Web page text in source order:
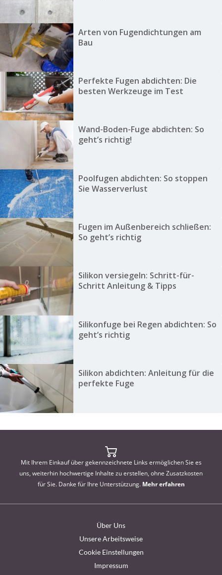
Arten von Fugendichtungen am
Bau
Perfekte Fugen abdichten: Die
besten Werkzeuge im Test
Wand-Boden-Fuge abdichten: So
geht’s richtig!
Poolfugen abdichten: So stoppen
Sie Wasserverlust
Fugen im Außenbereich schließen:
So geht’s richtig
Silikon versiegeln: Schritt-für-
Schritt Anleitung & Tipps
Silikonfuge bei Regen abdichten: So
geht’s richtig
Silikon abdichten: Anleitung für die
perfekte Fuge
Mit Ihrem Einkauf über gekennzeichnete Links ermöglichen Sie es
uns, weiterhin hochwertige Inhalte zu erstellen, ohne Zusatzkosten
für Sie. Danke für Ihre Unterstützung. Mehr erfahren
Über Uns
Unsere Arbeitsweise
Cookie Einstellungen
Impressum